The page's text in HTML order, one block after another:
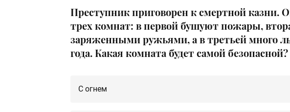
Преступник приговорен к смертной казни.
трех комнат: в первой бушуют пожары,
заряженными ружьями, а в третьей много
года. Какая комната будет самой безопасной?
С огнем